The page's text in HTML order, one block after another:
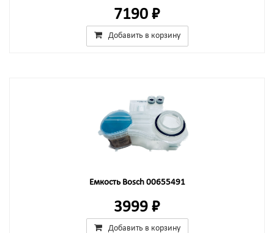
7190 ₽
Добавить в корзину
Емкость Bosch 00655491
3999 ₽
Добавить в корзину